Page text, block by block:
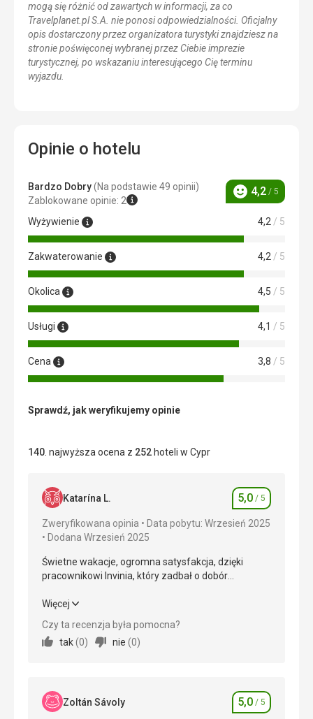
mogą się różnić od zawartych w informacji, za co
Travelplanet.pl S.A. nie ponosi odpowiedzialności. Oficjalny
opis dostarczony przez organizatora turystyki znajdziesz na
stronie poświęconej wybranej przez Ciebie imprezie
turystycznej, po wskazaniu interesującego Cię terminu
wyjazdu.
Opinie o hotelu
Bardzo Dobry(Na podstawie 49 opinii)
Zablokowane opinie: 2
Ocena
4,2 / 5
Wyżywienie 4,2 / 5
Zakwaterowanie 4,2 / 5
Okolica 4,5 / 5
Usługi 4,1 / 5
Cena 3,8 / 5
Sprawdź, jak weryfikujemy opinie
140 . najwyższa ocena z 252 hoteli w Cypr
Katarína L. Ocena
5,0 / 5
Zweryfikowana opinia
Data pobytu: Wrzesień 2025
Dodana Wrzesień 2025
Świetne wakacje, ogromna satysfakcja, dzięki
pracownikowi Invinia, który zadbał o dobór
Świetne wakacje, ogromna satysfakcja, dzięki
najlepszych wakacji. Dziękujemy ❤️
Okolica 5,0/ 5
Więcej
Czy ta recenzja była pomocna?
tak(0) nie (0)
Zoltán Sávoly Ocena
5,0 / 5